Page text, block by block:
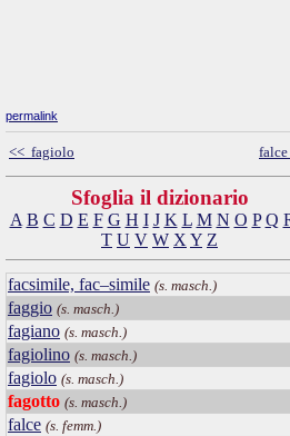
permalink
<< fagiolo
Sfoglia il dizionario
A B C D E F G H I J K L M N O P Q
T U V W X Y Z
facsimile, fac–simile (s. masch.)
faggio (s. masch.)
fagiano (s. masch.)
fagiolino (s. masch.)
fagiolo (s. masch.)
fagotto (s. masch.)
falce (s. femm.)